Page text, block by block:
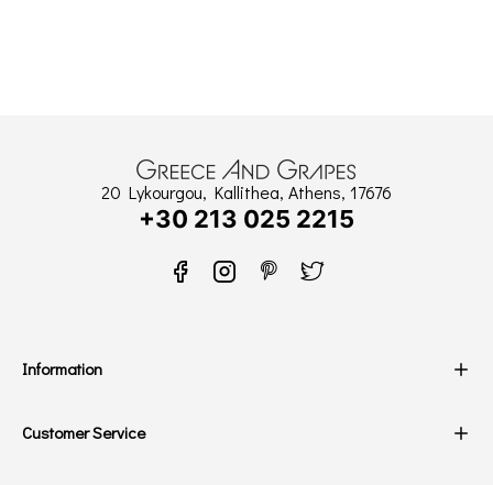
20 Lykourgou, Kallithea, Athens, 17676
+30 213 025 2215
Information
Customer Service